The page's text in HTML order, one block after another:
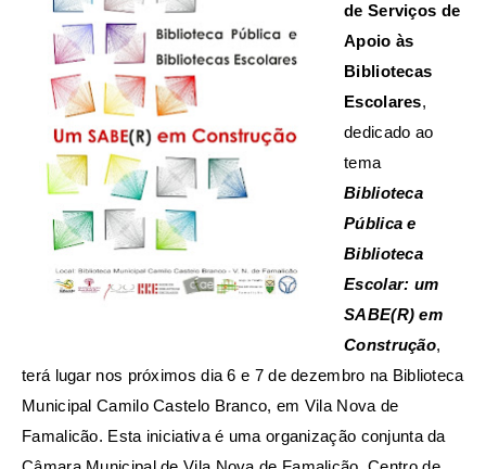
de Serviços de
Apoio às
Bibliotecas
Escolares,
dedicado ao
tema
Biblioteca
Pública e
Biblioteca
Escolar: um
SABE(R) em
Construção,
terá lugar nos próximos dia 6 e 7 de dezembro na Biblioteca
Municipal Camilo Castelo Branco, em Vila Nova de
Famalicão. Esta iniciativa é uma organização conjunta da